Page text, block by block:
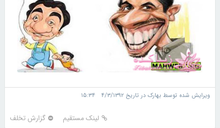
ویرایش شده توسط بهارک در تاریخ ۴/۳/۱۳۹۲ ۱۵:۳۴
لینک مستقیم گزارش تخلف